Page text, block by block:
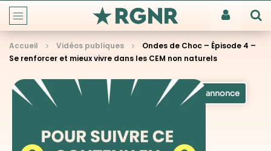
Accueil Vidéos publiques
Ondes de Choc – Épisode 4 –
Se renforcer et mieux vivre dans les CEM non naturels